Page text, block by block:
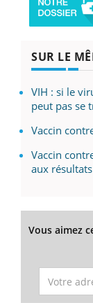
SUR LE
VIH : si le
peut pas se
Vaccin
Vaccin
aux
Vous aimez